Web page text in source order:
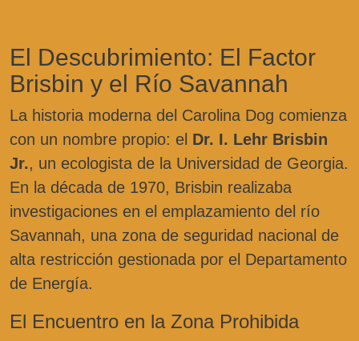
El Descubrimiento: El Factor
Brisbin y el Río Savannah
La historia moderna del Carolina Dog comienza
con un nombre propio: el Dr. I. Lehr Brisbin
Jr., un ecologista de la Universidad de Georgia.
En la década de 1970, Brisbin realizaba
investigaciones en el emplazamiento del río
Savannah, una zona de seguridad nacional de
alta restricción gestionada por el Departamento
de Energía.
El Encuentro en la Zona Prohibida